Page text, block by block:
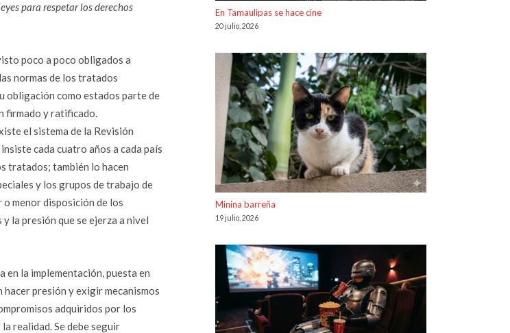
para respetar los derechos
poco a poco obligados a
normas de los tratados
obligación como estados parte de
firmado y ratificado.
el sistema de la Revisión
cada cuatro años a cada país
tratados; también lo hacen
y los grupos de trabajo de
o menor disposición de los
la presión que se ejerza a nivel
en la implementación, puesta en
presión y exigir mecanismos
adquiridos por los
realidad. Se debe seguir
En Tamaulipas se hace cine
20 julio, 2026
Minina barreña
19 julio, 2026